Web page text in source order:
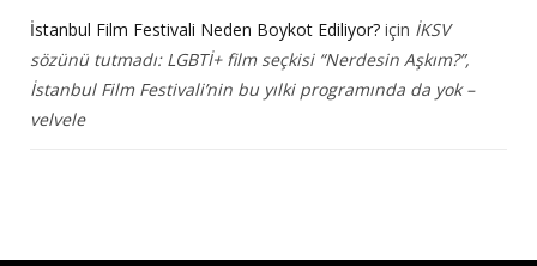
İstanbul Film Festivali Neden Boykot Ediliyor? için İKSV
sözünü tutmadı: LGBTİ+ film seçkisi “Nerdesin Aşkım?”,
İstanbul Film Festivali’nin bu yılki programında da yok –
velvele